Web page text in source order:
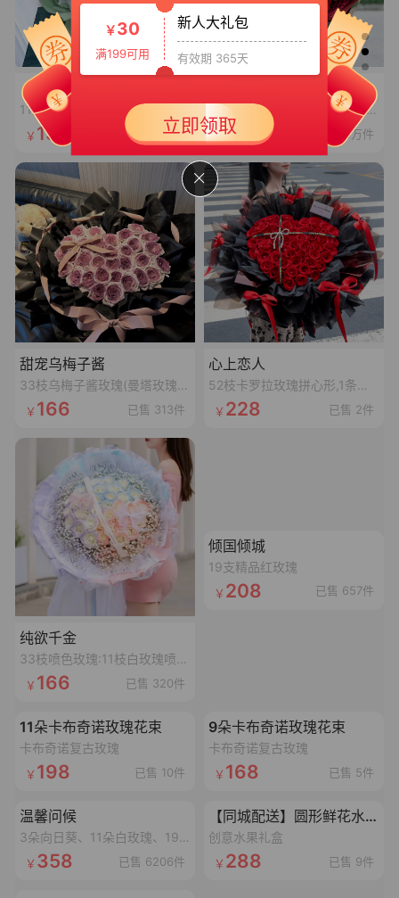
【花样年华】
11朵香槟花束
139 已售 384件
11枝卡罗拉红玫瑰、4枝白桔梗、4枝红豆、尤加利叶
96 已售 2.1万件
甜宠乌梅子酱
33枝乌梅子酱玫瑰(曼塔玫瑰喷乌梅子酱漆,拼心形),裸粉色蝴蝶结,裸粉色丝袋绕一圈,1条灯串
166 已售 313件
心上恋人
52枝卡罗拉玫瑰拼心形,1条十字黑色丝带,1个珍珠蝴蝶结,1张精美卡片(样式随机)
228 已售 2件
纯欲千金
33枝喷色玫瑰:11枝白玫瑰喷碎冰蓝漆,11枝白玫瑰喷丁香紫漆,11枝白玫瑰喷香妃粉漆,搭配3个同色满天星,1条丝带,2个鱼尾纱蝴蝶结,1个灯串
166 已售 320件
倾国倾城
19支精品红玫瑰
208 已售 657件
加载失败,点击重试
11朵卡布奇诺玫瑰花束
卡布奇诺复古玫瑰
198 已售 10件
加载失败,点击重试
9朵卡布奇诺玫瑰花束
卡布奇诺复古玫瑰
168 已售 5件
加载失败,点击重试
温馨问候
3朵向日葵、11朵白玫瑰、19朵香槟玫瑰抱抱桶
358 已售 6206件
加载失败,点击重试
【同城配送】圆形鲜花水果礼盒
创意水果礼盒
288 已售 9件
有效期 365天
满399可用
新人专享大礼包3
立即领取